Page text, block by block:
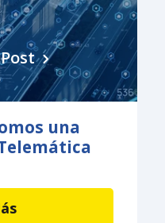
Post
una